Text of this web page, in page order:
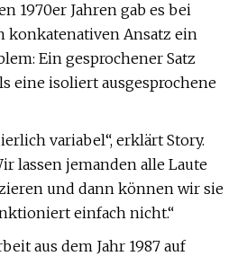
1970er Jahren gab es bei
konkatenativen Ansatz ein
Ein gesprochener Satz
eine isoliert ausgesprochene
variabel“, erklärt Story.
lassen jemanden alle Laute
und dann können wir sie
einfach nicht.“
aus dem Jahr 1987 auf